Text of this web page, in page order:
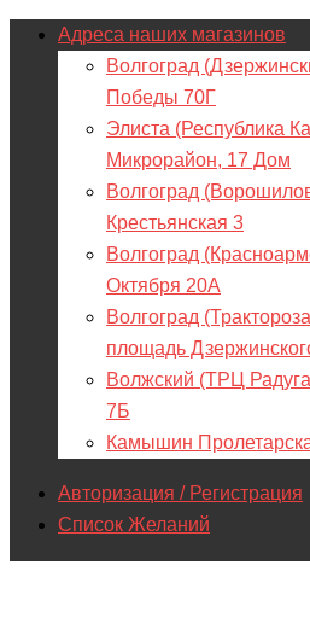
Адреса наших магазинов
Волгоград
Победы 70Г
Элиста (Республика
Микрорайон, 17 Дом
Волгоград
Крестьянская 3
Волгоград
Октября 20А
Волгоград
площадь
Волжский (ТРЦ
7Б
Камышин
Авторизация / Регистрация
Список Желаний